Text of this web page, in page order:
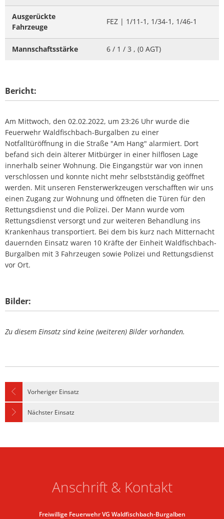
Ausgerückte
Fahrzeuge
FEZ | 1/11-1, 1/34-1, 1/46-1
Mannschaftsstärke 6 / 1 / 3 , (0 AGT)
Bericht:
Am Mittwoch, den 02.02.2022, um 23:26 Uhr wurde die
Feuerwehr Waldfischbach-Burgalben zu einer
Notfalltüröffnung in die Straße "Am Hang" alarmiert. Dort
befand sich dein älterer Mitbürger in einer hilflosen Lage
innerhalb seiner Wohnung. Die Eingangstür war von innen
verschlossen und konnte nicht mehr selbstständig geöffnet
werden. Mit unseren Fensterwerkzeugen verschafften wir uns
einen Zugang zur Wohnung und öffneten die Türen für den
Rettungsdienst und die Polizei. Der Mann wurde vom
Rettungsdienst versorgt und zur weiteren Behandlung ins
Krankenhaus transportiert. Bei dem bis kurz nach Mitternacht
dauernden Einsatz waren 10 Kräfte der Einheit Waldfischbach-
Burgalben mit 3 Fahrzeugen sowie Polizei und Rettungsdienst
vor Ort.
Bilder:
Zu diesem Einsatz sind keine (weiteren) Bilder vorhanden.
Vorheriger Einsatz
Nächster Einsatz
Anschrift & Kontakt
Freiwillige Feuerwehr VG Waldfischbach-Burgalben